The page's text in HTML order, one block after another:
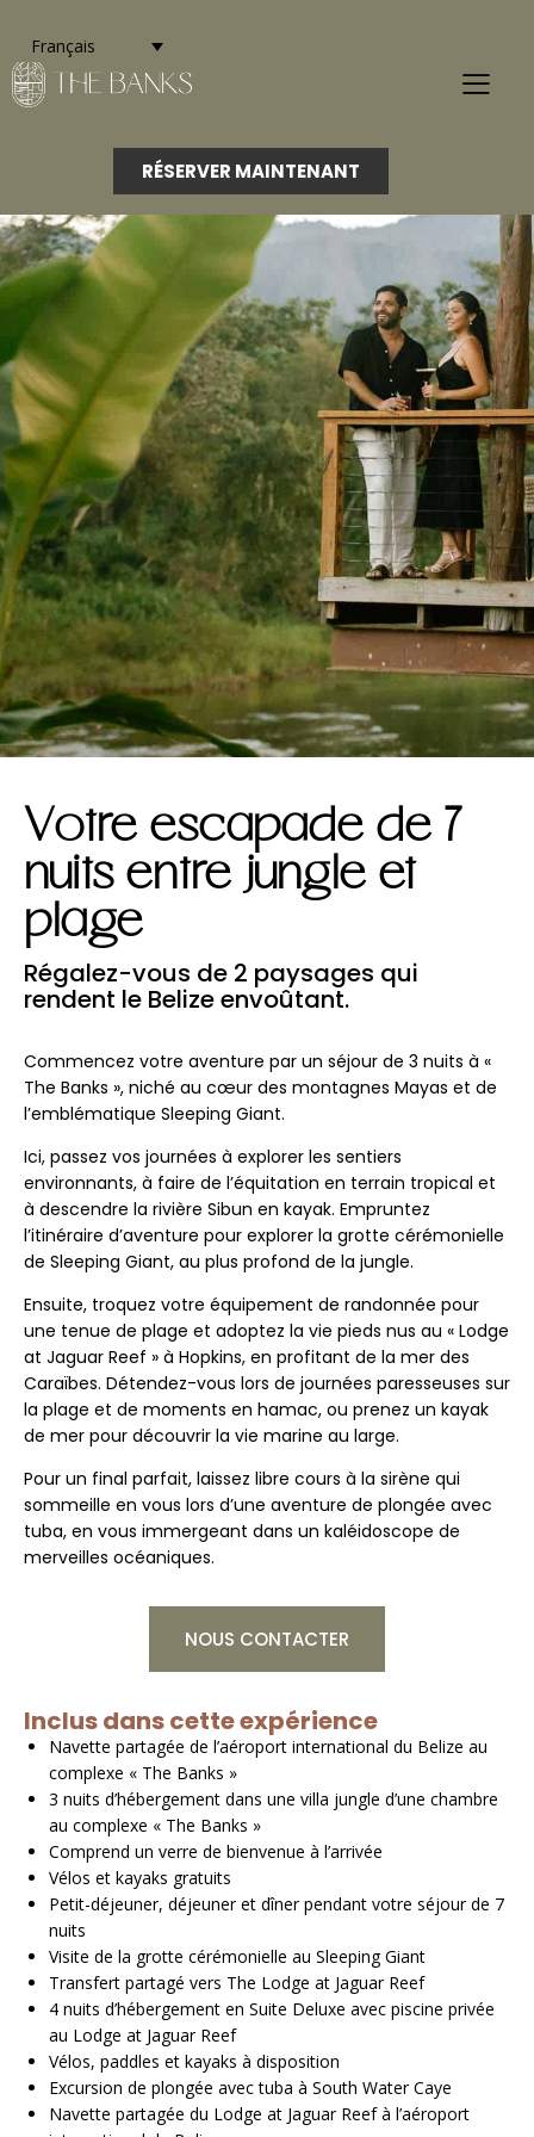
Français
RÉSERVER MAINTENANT
Votre escapade de 7
nuits entre jungle et
plage
Régalez-vous de 2 paysages qui
rendent le Belize envoûtant.
Commencez votre aventure par un séjour de 3 nuits à «
The Banks », niché au cœur des montagnes Mayas et de
l’emblématique Sleeping Giant.
Ici, passez vos journées à explorer les sentiers
environnants, à faire de l’équitation en terrain tropical et
à descendre la rivière Sibun en kayak. Empruntez
l’itinéraire d’aventure pour explorer la grotte cérémonielle
de Sleeping Giant, au plus profond de la jungle.
Ensuite, troquez votre équipement de randonnée pour
une tenue de plage et adoptez la vie pieds nus au « Lodge
at Jaguar Reef » à Hopkins, en profitant de la mer des
Caraïbes. Détendez-vous lors de journées paresseuses sur
la plage et de moments en hamac, ou prenez un kayak
de mer pour découvrir la vie marine au large.
Pour un final parfait, laissez libre cours à la sirène qui
sommeille en vous lors d’une aventure de plongée avec
tuba, en vous immergeant dans un kaléidoscope de
merveilles océaniques.
NOUS CONTACTER
Inclus dans cette expérience
Navette partagée de l’aéroport international du Belize au
complexe « The Banks »
3 nuits d’hébergement dans une villa jungle d’une chambre
au complexe « The Banks »
Comprend un verre de bienvenue à l’arrivée
Vélos et kayaks gratuits
Petit-déjeuner, déjeuner et dîner pendant votre séjour de 7
nuits
Visite de la grotte cérémonielle au Sleeping Giant
Transfert partagé vers The Lodge at Jaguar Reef
4 nuits d’hébergement en Suite Deluxe avec piscine privée
au Lodge at Jaguar Reef
Vélos, paddles et kayaks à disposition
Excursion de plongée avec tuba à South Water Caye
Navette partagée du Lodge at Jaguar Reef à l’aéroport